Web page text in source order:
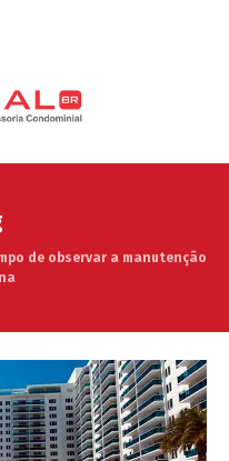
de observar a manutenção